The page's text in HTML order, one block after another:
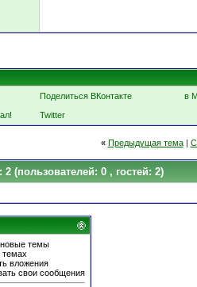
Поделиться ВКонтакте
в
Twitter
« Предыдущая тема|
2 (пользователей: 0 , гостей: 2)
новые темы
темах
вложения
свои сообщения